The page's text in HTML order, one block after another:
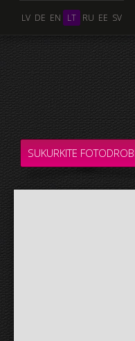
LV DE EN LT RU EE SV
SUKURKITE
KOLIAŽAS /